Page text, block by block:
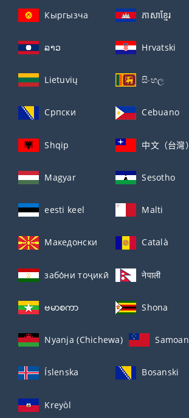
Кыргызча ភាសាខ្មែរ
ລາວ Hrvatski
Lietuvių සිංහල
Српски Cebuano
Shqip 中文（台灣）
Magyar Sesotho
eesti keel Malti
Македонски Català
забо́ни тоҷикӣ́ नेपाली
ဗမာစကာ Shona
Nyanja (Chichewa) Samoan
Íslenska Bosanski
Kreyòl